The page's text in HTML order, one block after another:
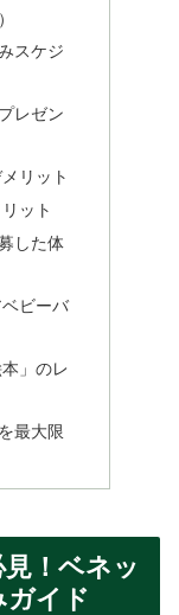
スケジ
レゼン
リット
ット
した体
ビーバ
」のレ
最大限
！ベネッ
ガイド